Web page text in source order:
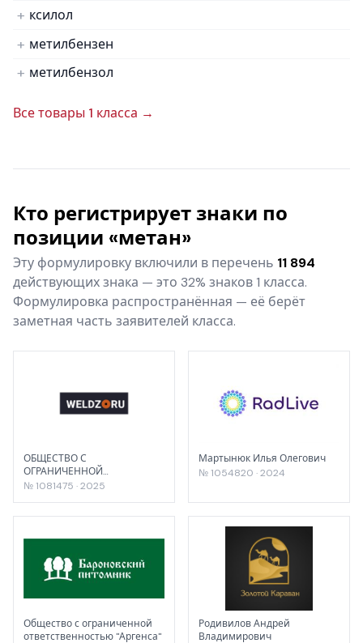
ксилол
метилбензен
метилбензол
Все товары 1 класса →
Кто регистрирует знаки по
позиции «метан»
Эту формулировку включили в перечень 11 894
действующих знака — это 32% знаков 1 класса.
Формулировка распространённая — её берёт
заметная часть заявителей класса.
ОБЩЕСТВО С
ОГРАНИЧЕННОЙ
ОТВЕТСТВЕННОСТЬЮ
№ 1081475 · 2025
Мартынюк Илья Олегович
№ 1054820 · 2024
Общество с ограниченной
ответственностью "Аргенса"
Родивилов Андрей
Владимирович